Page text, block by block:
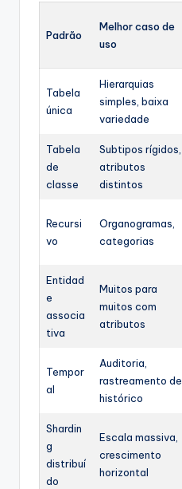
Padrão
Melhor caso de
uso
Tabela
única
Hierarquias
simples, baixa
variedade
Tabela
de
classe
Subtipos rígidos,
atributos
distintos
Recursi
vo
Organogramas,
categorias
Entidad
e
associa
tiva
Muitos para
muitos com
atributos
Tempor
al
Auditoria,
rastreamento de
histórico
Shardin
g
distribuí
do
Escala massiva,
crescimento
horizontal